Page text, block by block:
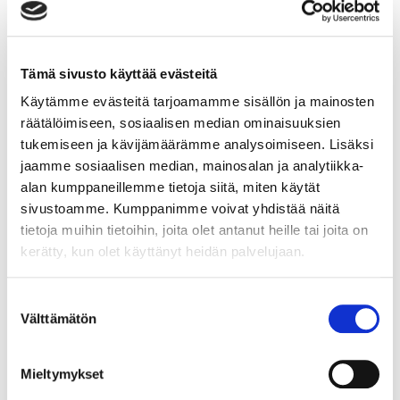
Tämä sivusto käyttää evästeitä
Käytämme evästeitä tarjoamamme sisällön ja mainosten
räätälöimiseen, sosiaalisen median ominaisuuksien
tukemiseen ja kävijämäärämme analysoimiseen. Lisäksi
jaamme sosiaalisen median, mainosalan ja analytiikka-
alan kumppaneillemme tietoja siitä, miten käytät
sivustoamme. Kumppanimme voivat yhdistää näitä
tietoja muihin tietoihin, joita olet antanut heille tai joita on
kerätty, kun olet käyttänyt heidän palvelujaan.
valinta
Välttämätön
Mieltymykset
kuulu juuri sinun työnkuvaasi. Totuus kuitenkin on, että
hyvä ymmärtää,
Lue lisää
Vastuullinen asiakaspalvelun
Vastuulliseen asiakaspalveluun kuuluu
Valmistautuminen tarkoittaa, että tunnet yrityksesi